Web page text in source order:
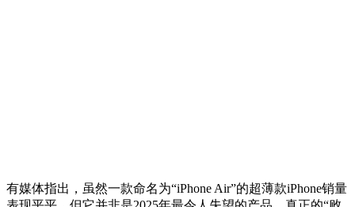
有媒体指出，虽然一款命名为“iPhone Air”的超薄款iPhone销量